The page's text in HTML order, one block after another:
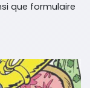
que formulaire